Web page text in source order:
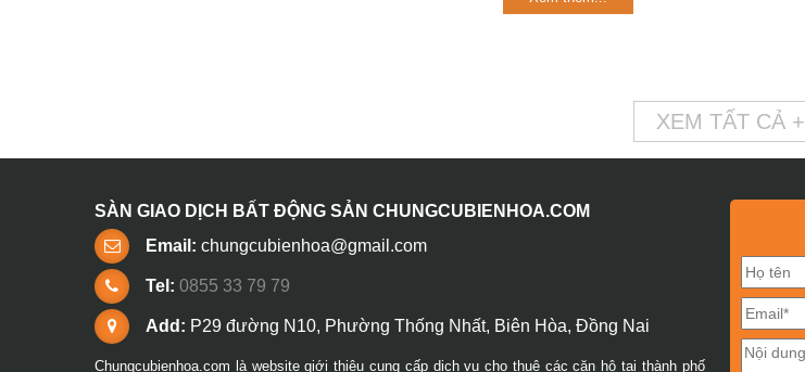
XEM TẤT CẢ +
SÀN GIAO DỊCH BẤT ĐỘNG SẢN CHUNGCUBIENHOA.COM
Email: chungcubienhoa@gmail.com
Tel: 0855 33 79 79
Add: P29 đường N10, Phường Thống Nhất, Biên Hòa, Đồng Nai
Chungcubienhoa.com là website giới thiệu cung cấp dịch vụ cho thuê các căn hộ tại thành phố